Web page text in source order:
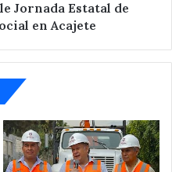
Jornada Estatal de
en Acajete